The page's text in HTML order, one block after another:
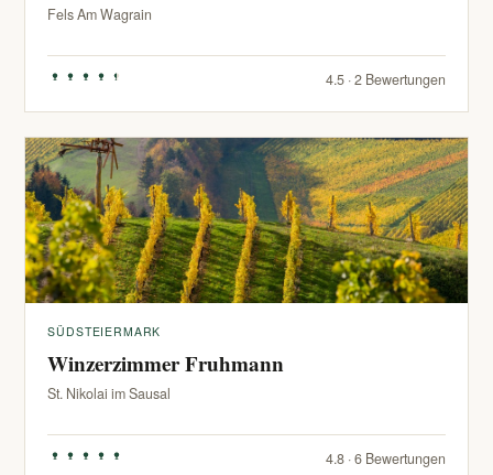
Fels Am Wagrain
4.5 · 2 Bewertungen
SÜDSTEIERMARK
Winzerzimmer Fruhmann
St. Nikolai im Sausal
4.8 · 6 Bewertungen